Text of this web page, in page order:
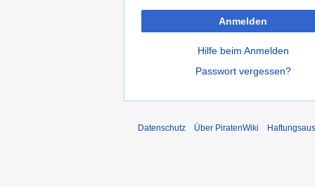
Anmelden
Hilfe beim Anmelden
Passwort vergessen?
Datenschutz Über PiratenWiki